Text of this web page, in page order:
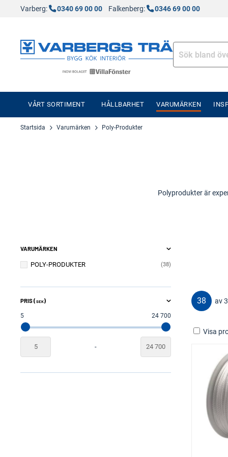
Varberg: 0340 69 00 00 Falkenberg: 0346 69 00 00
VÅRT SORTIMENT HÅLLBARHET VARUMÄRKEN
Startsida Varumärken Poly-Produkter
Polyprodukter är
VARUMÄRKEN
38
POLY-PRODUKTER
PRIS ( SEK)
5 24 700
-
38 av
Visa